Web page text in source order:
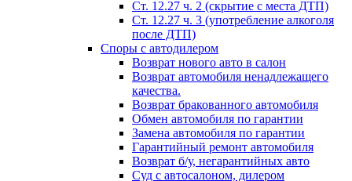
Ст. 12.27 ч. 2 (скрытие с места ДТП)
Ст. 12.27 ч. 3 (употребление алкоголя
после ДТП)
Споры с автодилером
Возврат нового авто в салон
Возврат автомобиля ненадлежащего
качества.
Возврат бракованного автомобиля
Обмен автомобиля по гарантии
Замена автомобиля по гарантии
Гарантийный ремонт автомобиля
Возврат б/у, негарантийных авто
Суд с автосалоном, дилером